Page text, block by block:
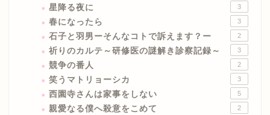
星降る夜に 3
春になったら 3
石子と羽男ーそんなコトで訴えます？ー 2
祈りのカルテ～研修医の謎解き診察記録～ 3
競争の番人 2
笑うマトリョーシカ 3
西園寺さんは家事をしない 5
親愛なる僕へ殺意をこめて 2